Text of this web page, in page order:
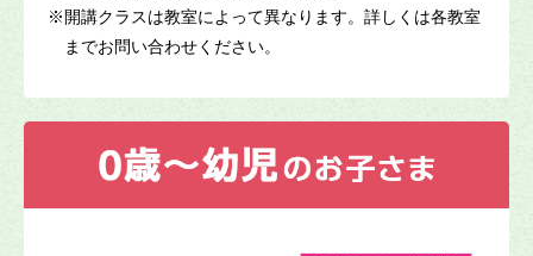
※開講クラスは教室によって異なります。詳しくは各教室
までお問い合わせください。